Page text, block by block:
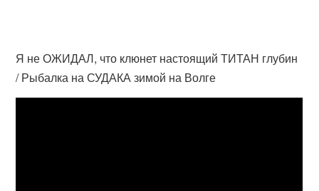
Я не ОЖИДАЛ, что клюнет настоящий ТИТАН глубин
/ Рыбалка на СУДАКА зимой на Волге